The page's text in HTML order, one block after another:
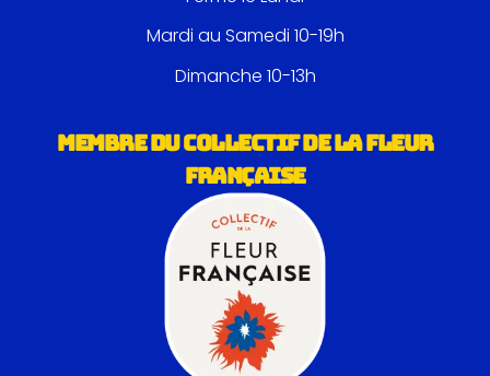
Mardi au Samedi 10-19h
Dimanche 10-13h
MEMBRE DU COLLECTIF DE LA FLEUR
FRANÇAISE